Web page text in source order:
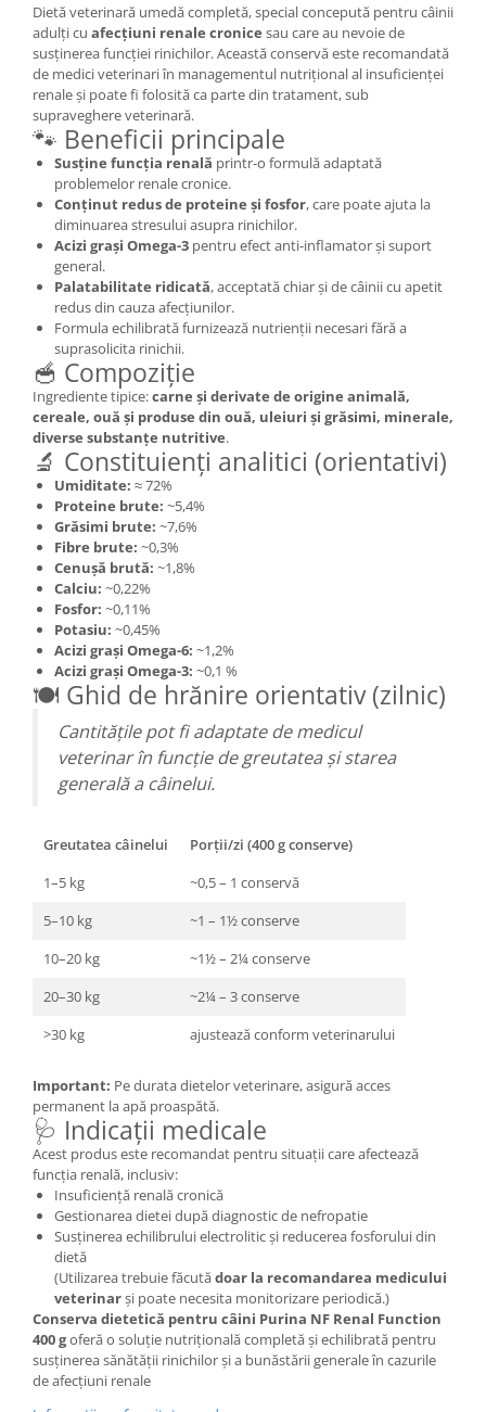
Dietă veterinară umedă completă, special concepută pentru câinii
adulți cu afecțiuni renale cronice sau care au nevoie de
susținerea funcției rinichilor. Această conservă este recomandată
de medici veterinari în managementul nutrițional al insuficienței
renale și poate fi folosită ca parte din tratament, sub
supraveghere veterinară.
🐾 Beneficii principale
Susține funcția renală printr-o formulă adaptată
problemelor renale cronice.
Conținut redus de proteine și fosfor, care poate ajuta la
diminuarea stresului asupra rinichilor.
Acizi grași Omega-3 pentru efect anti-inflamator și suport
general.
Palatabilitate ridicată, acceptată chiar și de câinii cu apetit
redus din cauza afecțiunilor.
Formula echilibrată furnizează nutrienții necesari fără a
suprasolicita rinichii.
🥣 Compoziție
Ingrediente tipice:carne și derivate de origine animală,
cereale, ouă și produse din ouă, uleiuri și grăsimi, minerale,
diverse substanțe nutritive.
🔬 Constituienți analitici (orientativi)
Umiditate: ≈ 72%
Proteine brute: ~5,4%
Grăsimi brute: ~7,6%
Fibre brute: ~0,3%
Cenușă brută: ~1,8%
Calciu: ~0,22%
Fosfor: ~0,11%
Potasiu: ~0,45%
Acizi grași Omega-6: ~1,2%
Acizi grași Omega-3: ~0,1 %
🍽️ Ghid de hrănire orientativ (zilnic)
Cantitățile pot fi adaptate de medicul
veterinar în funcție de greutatea și starea
generală a câinelui.
Greutatea câinelui
Porții/zi (400 g conserve)
1–5 kg
~0,5 – 1 conservă
5–10 kg
~1 – 1½ conserve
10–20 kg
~1½ – 2¼ conserve
20–30 kg
~2¼ – 3 conserve
>30 kg
ajustează conform veterinarului
Important: Pe durata dietelor veterinare, asigură acces
permanent la apă proaspătă.
🩺 Indicații medicale
Acest produs este recomandat pentru situații care afectează
funcția renală, inclusiv:
Insuficiență renală cronică
Gestionarea dietei după diagnostic de nefropatie
Susținerea echilibrului electrolitic și reducerea fosforului din
dietă
(Utilizarea trebuie făcutădoar la recomandarea medicului
veterinarși poate necesita monitorizare periodică.)
Conserva dietetică pentru câini Purina NF Renal Function
400 goferă o soluție nutrițională completă și echilibrată pentru
susținerea sănătății rinichilor și a bunăstării generale în cazurile
de afecțiuni renale